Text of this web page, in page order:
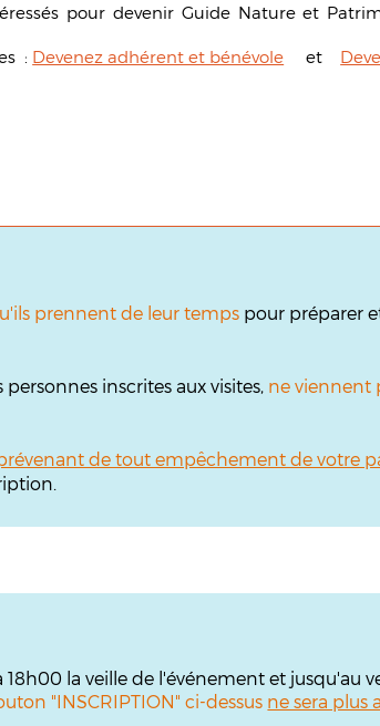
pour devenir Guide Nature et
: Devenez adhérent et bénévole et
prennent de leur temps pour préparer
inscrites aux visites, ne viennent
de tout empêchement de votre
la veille de l'événement et jusqu'au
"INSCRIPTION" ci-dessus ne sera plus